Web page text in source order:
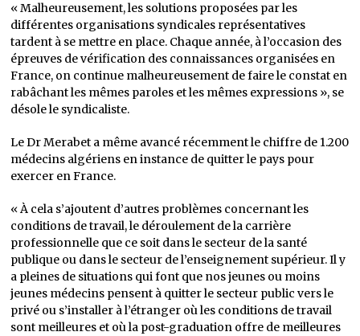
« Malheureusement, les solutions proposées par les
différentes organisations syndicales représentatives
tardent à se mettre en place. Chaque année, à l’occasion des
épreuves de vérification des connaissances organisées en
France, on continue malheureusement de faire le constat en
rabâchant les mêmes paroles et les mêmes expressions », se
désole le syndicaliste.
Le Dr Merabet a même avancé récemment le chiffre de 1.200
médecins algériens en instance de quitter le pays pour
exercer en France.
« À cela s’ajoutent d’autres problèmes concernant les
conditions de travail, le déroulement de la carrière
professionnelle que ce soit dans le secteur de la santé
publique ou dans le secteur de l’enseignement supérieur. Il y
a pleines de situations qui font que nos jeunes ou moins
jeunes médecins pensent à quitter le secteur public vers le
privé ou s’installer à l’étranger où les conditions de travail
sont meilleures et où la post-graduation offre de meilleures